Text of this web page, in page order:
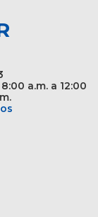
a.m. a 12:00